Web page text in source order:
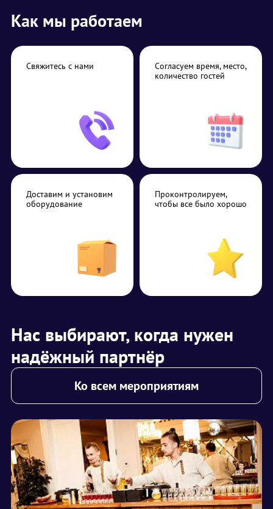
Как мы работаем
Свяжитесь с нами
Согласуем время, место,
количество гостей
Доставим и установим
оборудование
Проконтролируем,
чтобы все было хорошо
Нас выбирают, когда нужен
надёжный партнёр
Ко всем мероприятиям